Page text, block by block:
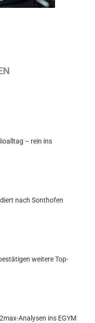
– rein ins
nach Sonthofen
weitere Top-
Analysen ins EGYM